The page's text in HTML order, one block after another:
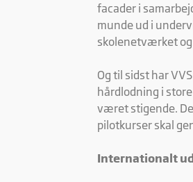
facader i
munde ud i
skolenetværket og
Og til sidst har
hårdlodning i
været stigende.
pilotkurser skal
Internationalt